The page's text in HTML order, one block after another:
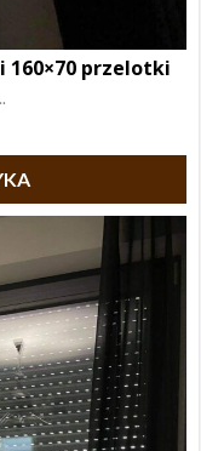
160×70 przelotki